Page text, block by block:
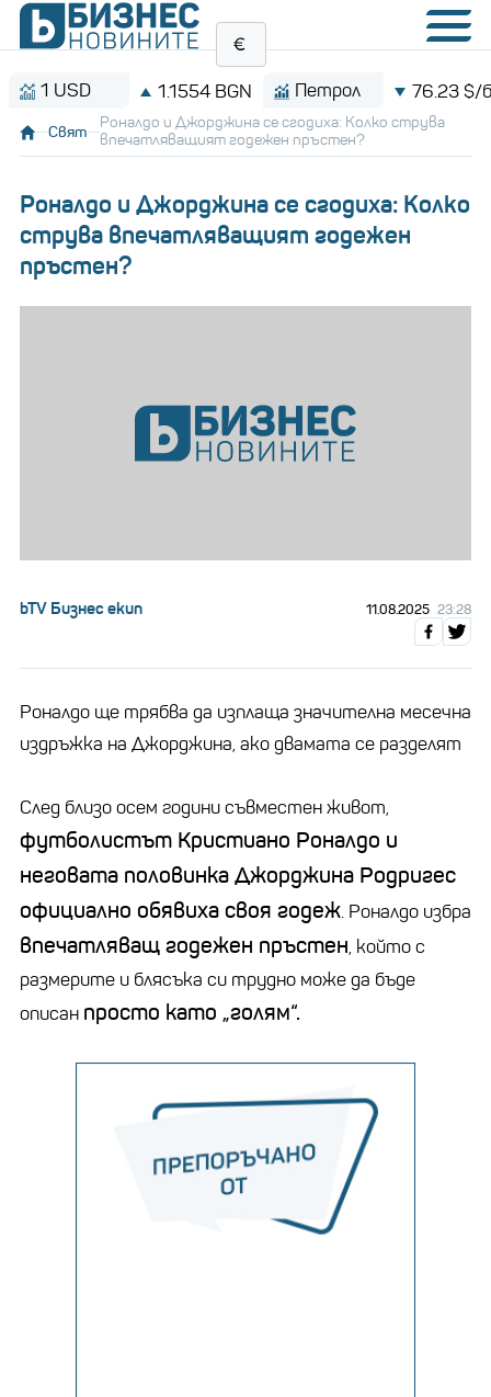
1.1554 BGN Петрол 76.23 $/барел
Свят
Роналдо и Джорджина се сгодиха: Колко струва
впечатляващият годежен пръстен?
Роналдо и Джорджина се сгодиха: Колко
струва впечатляващият годежен
пръстен?
bTV Бизнес екип 11.08.2025 23:28
Роналдо ще трябва да изплаща значителна месечна
издръжка на Джорджина, ако двамата се разделят
След близо осем години съвместен живот,
футболистът Кристиано Роналдо и
неговата половинка Джорджина Родригес
официално обявиха своя годеж. Роналдо избра
впечатляващ годежен пръстен, който с
размерите и блясъка си трудно може да бъде
описан просто като „голям“.